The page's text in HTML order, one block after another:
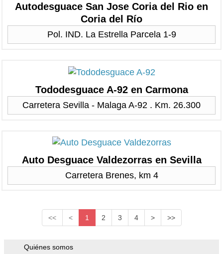
Autodesguace San Jose Coria del Rio en
Coria del Río
Pol. IND. La Estrella Parcela 1-9
Tododesguace A-92 en Carmona
Carretera Sevilla - Malaga A-92 . Km. 26.300
Auto Desguace Valdezorras en Sevilla
Carretera Brenes, km 4
<< < 1 2 3 4 > >>
Quiénes somos